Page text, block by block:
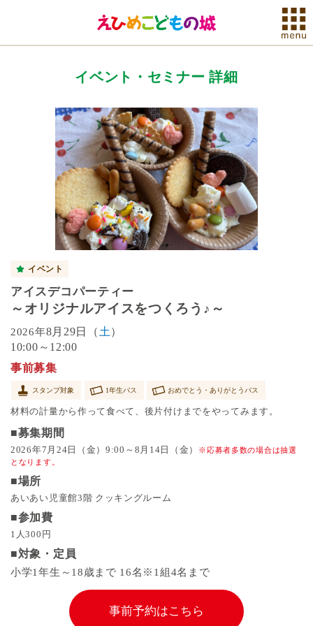
イベント・セミナー 詳細
イベント
アイスデコパーティー
～オリジナルアイスをつくろう♪～
2026年8月29日（ 土 ）
10:00～12:00
事前募集
スタンプ対象 1年生パス おめでとう・ありがとうパス
材料の計量から作って食べて、後片付けまでをやってみます。
■募集期間
2026年7月24日（金）9:00～8月14日（金） ※ 応募者多数の場合は抽選
となります。
■場所
あいあい児童館3階 クッキングルーム
■参加費
1人300円
■対象・定員
小学1年生～18歳まで 16名※1組4名まで
事前予約はこちら